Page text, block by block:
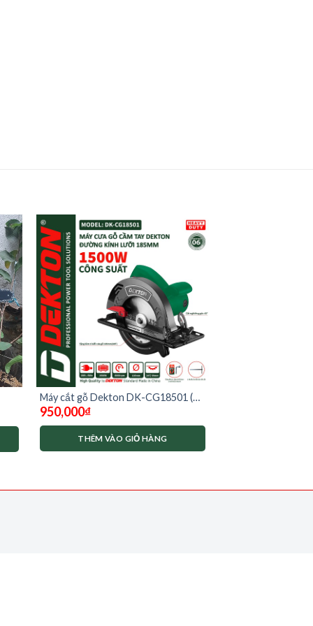
Máy cắt gỗ Dekton DK-CG18501 (
đã có lưỡi cắt)
950,000₫
THÊM VÀO GIỎ HÀNG